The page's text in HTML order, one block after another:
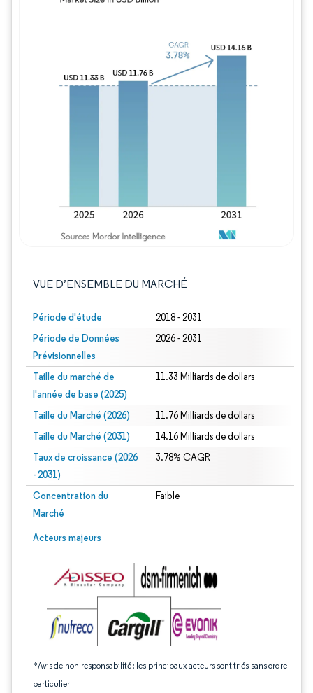
VUE D’ENSEMBLE DU MARCHÉ
Période d'étude 2018 - 2031
Période de Données
Prévisionnelles
2026 - 2031
Taille du marché de
l'année de base (2025)
11.33 Milliards de dollars
Taille du Marché (2026) 11.76 Milliards de dollars
Taille du Marché (2031) 14.16 Milliards de dollars
Taux de croissance (2026
- 2031)
3.78% CAGR
Concentration du
Marché
Faible
Acteurs majeurs
*Avis de non-responsabilité : les principaux acteurs sont triés sans ordre
particulier
Image © Mordor Intelligence. La réutilisation nécessite une attribution sous CC